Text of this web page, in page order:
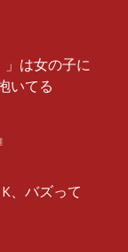
」は女の子に
いてる
、バズって